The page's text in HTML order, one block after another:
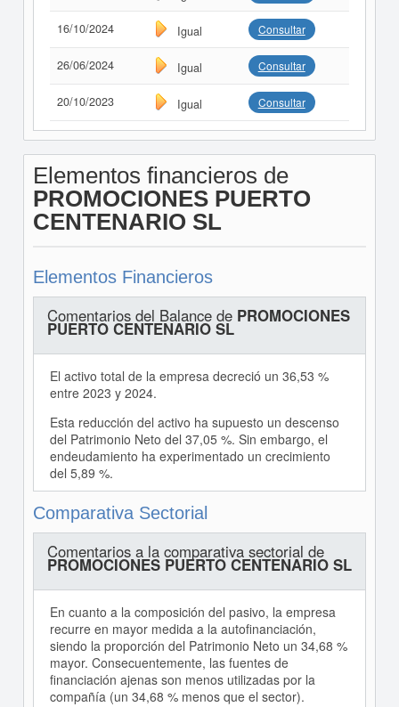
16/10/2024 Igual Consultar
26/06/2024 Igual Consultar
20/10/2023 Igual Consultar
Elementos financieros de
PROMOCIONES PUERTO
CENTENARIO SL
Elementos Financieros
Comentarios del Balance de PROMOCIONES
PUERTO CENTENARIO SL
El activo total de la empresa decreció un 36,53 %
entre 2023 y 2024.
Esta reducción del activo ha supuesto un descenso
del Patrimonio Neto del 37,05 %. Sin embargo, el
endeudamiento ha experimentado un crecimiento
del 5,89 %.
Comparativa Sectorial
Comentarios a la comparativa sectorial de
PROMOCIONES PUERTO CENTENARIO SL
En cuanto a la composición del pasivo, la empresa
recurre en mayor medida a la autofinanciación,
siendo la proporción del Patrimonio Neto un 34,68 %
mayor. Consecuentemente, las fuentes de
financiación ajenas son menos utilizadas por la
compañía (un 34,68 % menos que el sector).